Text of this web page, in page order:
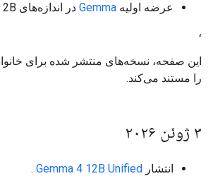
عرضه اولیه Gemma در اندازه‌های 2B و 7B.
،
را مستند می‌کند.
۳ ژوئن ۲۰۲۶
انتشار Gemma 4 12B Unified
.